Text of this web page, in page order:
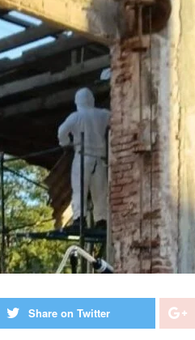
Share on Twitter